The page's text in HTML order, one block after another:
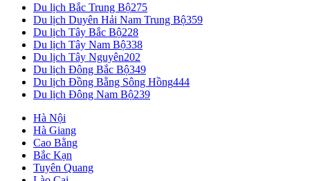
Du lịch Bắc Trung Bộ275
Du lịch Duyên Hải Nam Trung Bộ359
Du lịch Tây Bắc Bộ228
Du lịch Tây Nam Bộ338
Du lịch Tây Nguyên202
Du lịch Đông Bắc Bộ349
Du lịch Đồng Bằng Sông Hồng444
Du lịch Đông Nam Bộ239
Hà Nội
Hà Giang
Cao Bằng
Bắc Kạn
Tuyên Quang